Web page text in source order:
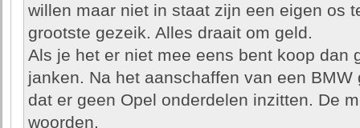
willen maar niet in staat zijn een eigen os
grootste gezeik. Alles draait om geld.
Als je het er niet mee eens bent koop dan
janken. Na het aanschaffen van een
dat er geen Opel onderdelen inzitten. De
woorden.